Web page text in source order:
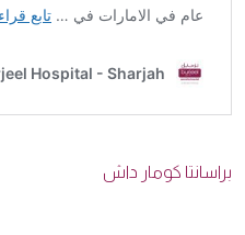
براسانتا كومار داش